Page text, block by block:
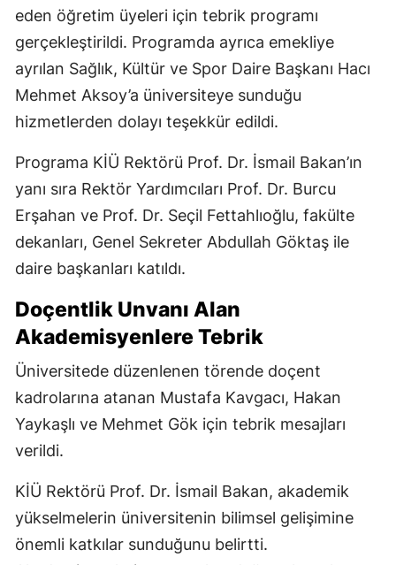
eden öğretim üyeleri için tebrik programı
gerçekleştirildi. Programda ayrıca emekliye
ayrılan Sağlık, Kültür ve Spor Daire Başkanı Hacı
Mehmet Aksoy’a üniversiteye sunduğu
hizmetlerden dolayı teşekkür edildi.
Programa KİÜ Rektörü Prof. Dr. İsmail Bakan’ın
yanı sıra Rektör Yardımcıları Prof. Dr. Burcu
Erşahan ve Prof. Dr. Seçil Fettahlıoğlu, fakülte
dekanları, Genel Sekreter Abdullah Göktaş ile
daire başkanları katıldı.
Doçentlik Unvanı Alan
Akademisyenlere Tebrik
Üniversitede düzenlenen törende doçent
kadrolarına atanan Mustafa Kavgacı, Hakan
Yaykaşlı ve Mehmet Gök için tebrik mesajları
verildi.
KİÜ Rektörü Prof. Dr. İsmail Bakan, akademik
yükselmelerin üniversitenin bilimsel gelişimine
önemli katkılar sunduğunu belirtti.